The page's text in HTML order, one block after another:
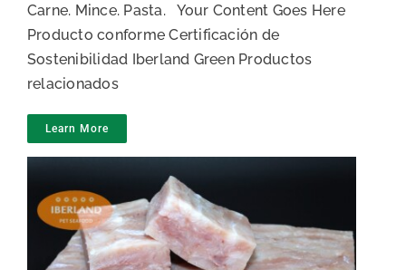
Carne. Mince. Pasta. Your Content Goes Here
Producto conforme Certificación de
Sostenibilidad Iberland Green Productos
relacionados
Learn More